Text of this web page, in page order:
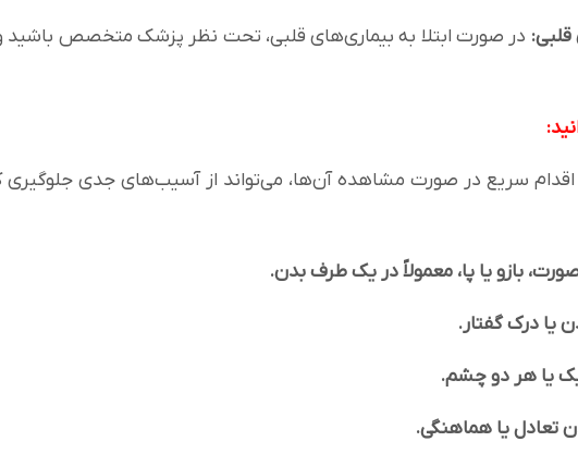
در صورت ابتلا به بیماری‌های قلبی، تحت نظر پزشک متخصص باشید
سریع در صورت مشاهده آن‌ها، می‌تواند از آسیب‌های جدی جلوگیری
بازو یا پا، معمولاً در یک طرف بدن.
یا درک گفتار.
یا هر دو چشم.
تعادل یا هماهنگی.